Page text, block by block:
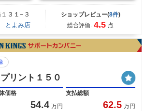
３１−３
とよみ店
ショップレビュー(8件)
総合評価: 4.5 点
リント１５０
価格
54.4 万円
支払総額
62.5 万円